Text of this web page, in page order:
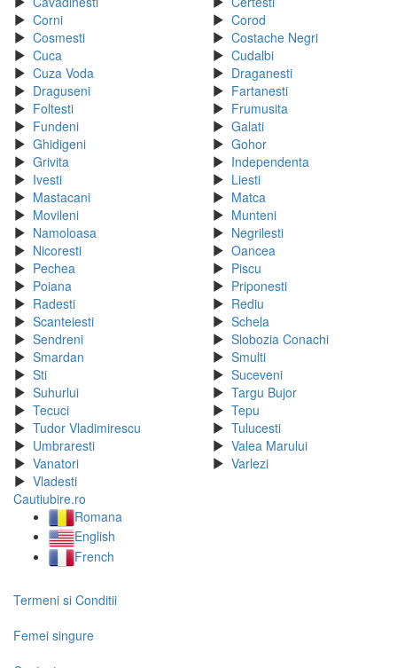
Corni
Corod
Cosmesti
Costache Negri
Cuca
Cudalbi
Cuza Voda
Draganesti
Draguseni
Fartanesti
Foltesti
Frumusita
Fundeni
Galati
Ghidigeni
Gohor
Grivita
Independenta
Ivesti
Liesti
Mastacani
Matca
Movileni
Munteni
Namoloasa
Negrilesti
Nicoresti
Oancea
Pechea
Piscu
Poiana
Priponesti
Radesti
Rediu
Scanteiesti
Schela
Sendreni
Slobozia Conachi
Smardan
Smulti
Sti
Suceveni
Suhurlui
Targu Bujor
Tecuci
Tepu
Tudor Vladimirescu
Tulucesti
Umbraresti
Valea Marului
Vanatori
Varlezi
Vladesti
Cautiubire.ro
Romana
English
French
Termeni si Conditii
Femei singure